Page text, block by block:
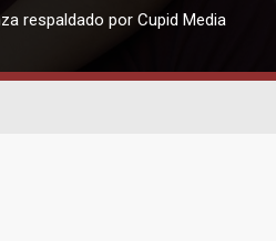
respaldado por Cupid Media